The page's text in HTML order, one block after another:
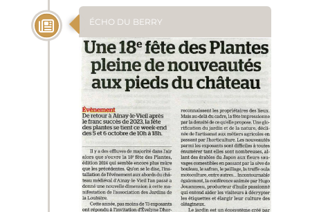
ÉCHO DU BERRY